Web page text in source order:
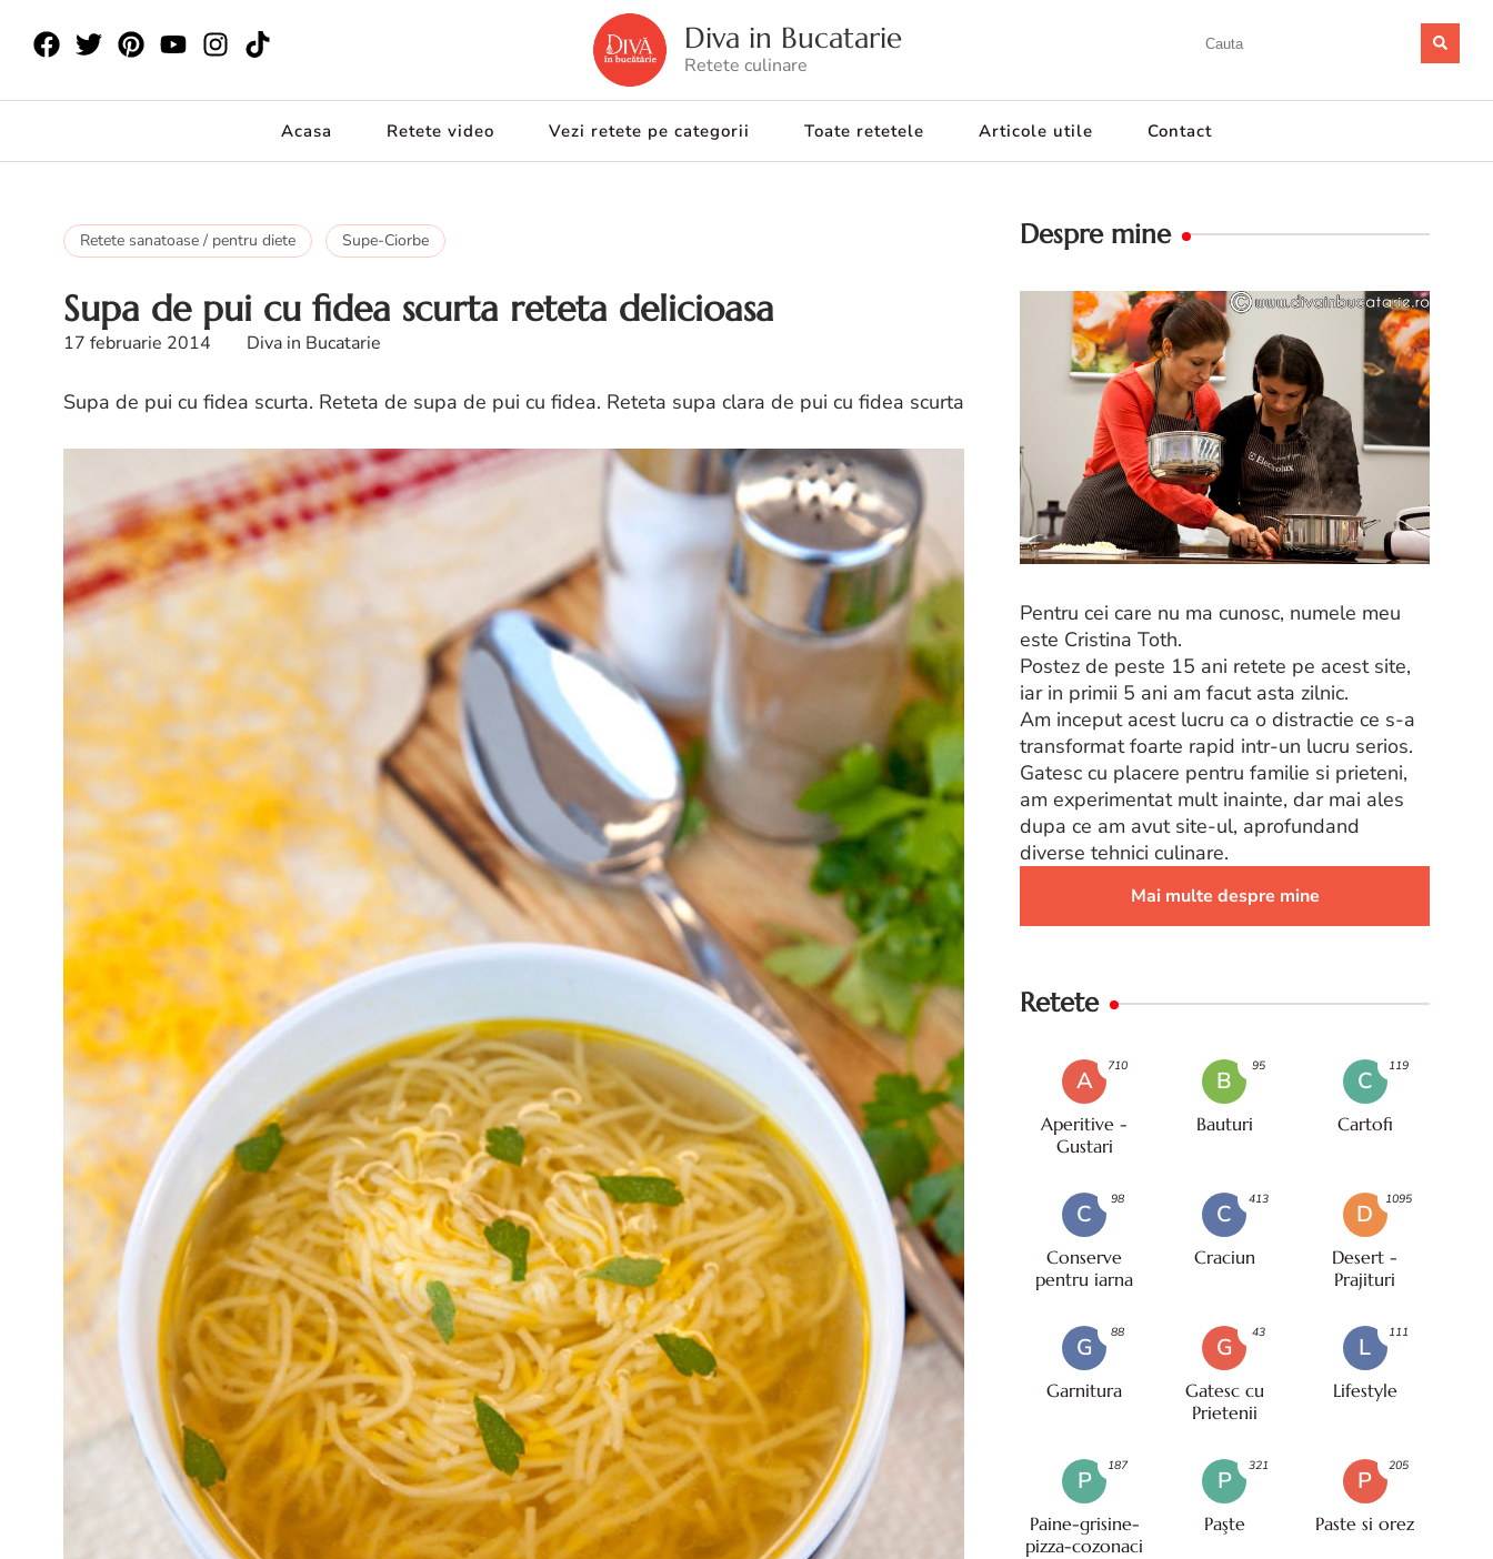
Diva in Bucatarie
Retete culinare
Acasa Retete video Vezi retete pe categorii Toate retetele Articole utile Contact
Retete sanatoase / pentru diete Supe-Ciorbe
Supa de pui cu fidea scurta reteta delicioasa
17 februarie 2014 Diva in Bucatarie
Supa de pui cu fidea scurta. Reteta de supa de pui cu fidea. Reteta supa clara de pui cu fidea scurta
Despre mine
Pentru cei care nu ma cunosc, numele meu
este Cristina Toth.
Postez de peste 15 ani retete pe acest site,
iar in primii 5 ani am facut asta zilnic.
Am inceput acest lucru ca o distractie ce s-a
transformat foarte rapid intr-un lucru serios.
Gatesc cu placere pentru familie si prieteni,
am experimentat mult inainte, dar mai ales
dupa ce am avut site-ul, aprofundand
diverse tehnici culinare.
Mai multe despre mine
Retete
A
Aperitive -
Gustari
710
B
Bauturi
95
C
Cartofi
119
C
Conserve
pentru iarna
98
C
Craciun
413
D
Desert -
Prajituri
1095
G
Garnitura
88
G
Gatesc cu
Prietenii
43
L
Lifestyle
111
P
Paine-grisine-
pizza-cozonaci
187
P
Paşte
321
P
Paste si orez
205